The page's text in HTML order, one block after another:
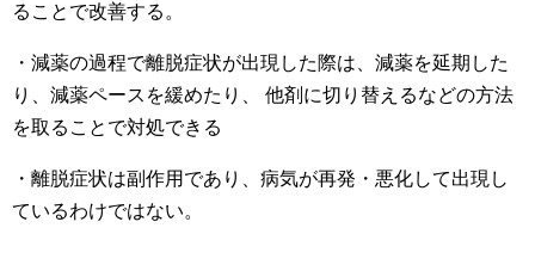
ることで改善する。
・減薬の過程で離脱症状が出現した際は、減薬を延期した
り、減薬ペースを緩めたり、 他剤に切り替えるなどの方法
を取ることで対処できる
・離脱症状は副作用であり、病気が再発・悪化して出現し
ているわけではない。